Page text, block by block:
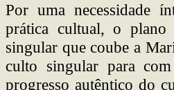
Por uma necessidade
prática cultual, o
singular que coube a
culto singular para
progresso autêntico do